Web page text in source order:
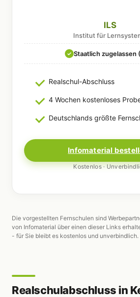
ILS
Institut für
✓ Staatlich zugelassen
Realschul-Abschluss
4 Wochen kostenloses
Deutschlands größte
Infomaterial
Kostenlos ·
Die vorgestellten Fernschulen sind
von Infomaterial über einen dieser Links
- für Sie bleibt es kostenlos und unverbindlich.
Realschulabschluss in